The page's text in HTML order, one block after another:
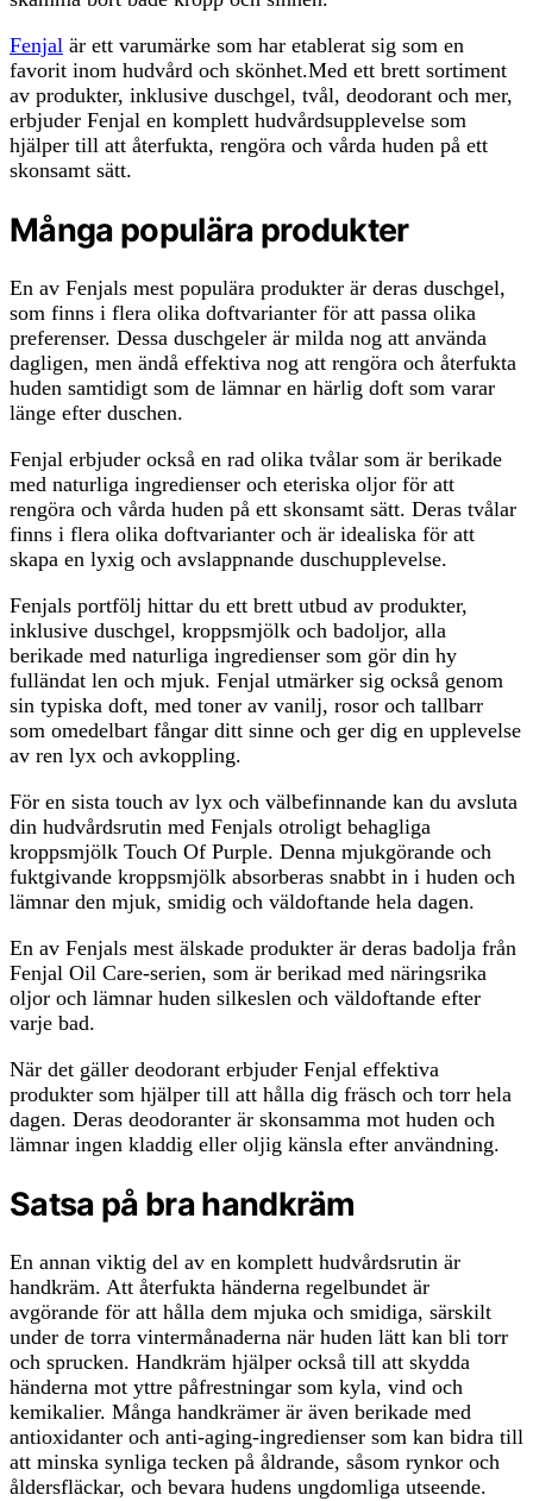
Fenjal är ett varumärke som har etablerat sig som en
favorit inom hudvård och skönhet.Med ett brett sortiment
av produkter, inklusive duschgel, tvål, deodorant och mer,
erbjuder Fenjal en komplett hudvårdsupplevelse som
hjälper till att återfukta, rengöra och vårda huden på ett
skonsamt sätt.
Många populära produkter
En av Fenjals mest populära produkter är deras duschgel,
som finns i flera olika doftvarianter för att passa olika
preferenser. Dessa duschgeler är milda nog att använda
dagligen, men ändå effektiva nog att rengöra och återfukta
huden samtidigt som de lämnar en härlig doft som varar
länge efter duschen.
Fenjal erbjuder också en rad olika tvålar som är berikade
med naturliga ingredienser och eteriska oljor för att
rengöra och vårda huden på ett skonsamt sätt. Deras tvålar
finns i flera olika doftvarianter och är idealiska för att
skapa en lyxig och avslappnande duschupplevelse.
Fenjals portfölj hittar du ett brett utbud av produkter,
inklusive duschgel, kroppsmjölk och badoljor, alla
berikade med naturliga ingredienser som gör din hy
fulländat len och mjuk. Fenjal utmärker sig också genom
sin typiska doft, med toner av vanilj, rosor och tallbarr
som omedelbart fångar ditt sinne och ger dig en upplevelse
av ren lyx och avkoppling.
För en sista touch av lyx och välbefinnande kan du avsluta
din hudvårdsrutin med Fenjals otroligt behagliga
kroppsmjölk Touch Of Purple. Denna mjukgörande och
fuktgivande kroppsmjölk absorberas snabbt in i huden och
lämnar den mjuk, smidig och väldoftande hela dagen.
En av Fenjals mest älskade produkter är deras badolja från
Fenjal Oil Care-serien, som är berikad med näringsrika
oljor och lämnar huden silkeslen och väldoftande efter
varje bad.
När det gäller deodorant erbjuder Fenjal effektiva
produkter som hjälper till att hålla dig fräsch och torr hela
dagen. Deras deodoranter är skonsamma mot huden och
lämnar ingen kladdig eller oljig känsla efter användning.
Satsa på bra handkräm
En annan viktig del av en komplett hudvårdsrutin är
handkräm. Att återfukta händerna regelbundet är
avgörande för att hålla dem mjuka och smidiga, särskilt
under de torra vintermånaderna när huden lätt kan bli torr
och sprucken. Handkräm hjälper också till att skydda
händerna mot yttre påfrestningar som kyla, vind och
kemikalier. Många handkrämer är även berikade med
antioxidanter och anti-aging-ingredienser som kan bidra till
att minska synliga tecken på åldrande, såsom rynkor och
åldersfläckar, och bevara hudens ungdomliga utseende.